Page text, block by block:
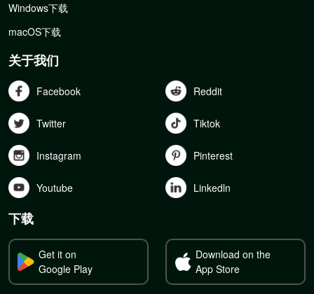
Windows下载
macOS下载
关于我们
Facebook Reddit
Twitter Tiktok
Instagram Pinterest
Youtube Linkedln
下载
Get it on
Google Play
Download on the
App Store